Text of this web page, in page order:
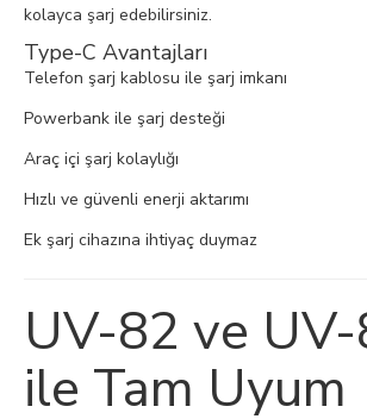
kolayca şarj edebilirsiniz.
Type-C Avantajları
Telefon şarj kablosu ile şarj imkanı
Powerbank ile şarj desteği
Araç içi şarj kolaylığı
Hızlı ve güvenli enerji aktarımı
Ek şarj cihazına ihtiyaç duymaz
UV-82 ve
ile Tam Uyum